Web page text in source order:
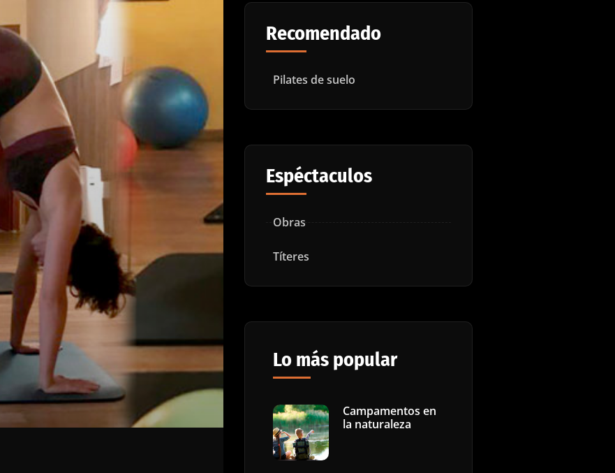
Recomendado
Pilates de suelo
Espéctaculos
Obras
Títeres
Lo más popular
Campamentos en
la naturaleza